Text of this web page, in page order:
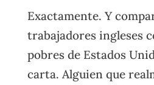
Exactamente. Y
trabajadores ingleses
pobres de Estados
carta. Alguien que